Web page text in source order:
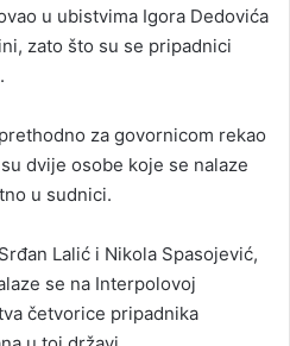
u ubistvima Igora Dedovića
zato što su se pripadnici
za govornicom rekao
dvije osobe koje se nalaze
u sudnici.
Lalić i Nikola Spasojević,
se na Interpolovoj
četvorice pripadnika